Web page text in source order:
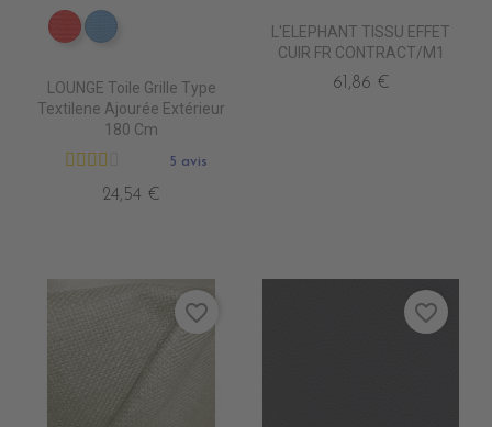
DB0208 ROUGE
DB0224 CIEL
LOUNGE Toile Grille Type
Textilene Ajourée Extérieur
180 Cm
5 avis
24,54 €
L'ELEPHANT TISSU EFFET
CUIR FR CONTRACT/M1
61,86 €
favorite_border favorite_border